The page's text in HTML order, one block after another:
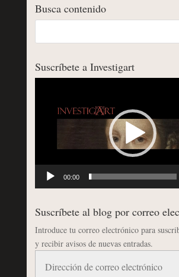
Busca contenido
Suscríbete a Investigart
00:00
Suscríbete al blog por correo
Introduce tu correo electrónico para
y recibir avisos de nuevas entradas.